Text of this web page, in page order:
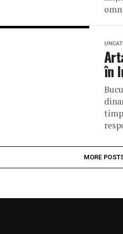
în
MORE